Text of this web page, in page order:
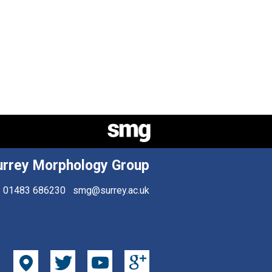
Morphology Group
01483 686230 smg@surrey.ac.uk